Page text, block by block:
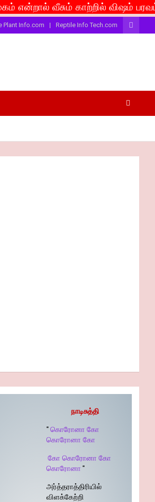
வீசும் காற்றில் விஷம் பரவட்டும்...
Plant Info.com Reptile Info Tech.com
நாடிசுத்தி
" கொரோனா கோ
கொரோனா கோ
கோ கொரோனா கோ
கொரோனா "
அர்த்தராத்திரியில்
விளக்கேற்றி